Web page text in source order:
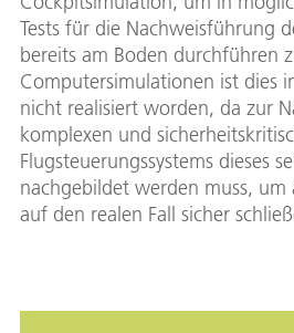
Tests für die Nachweisführung
bereits am Boden durchführen
Computersimulationen ist dies
nicht realisiert worden, da zur
komplexen und
Flugsteuerungssystems dieses
nachgebildet werden muss, um
auf den realen Fall sicher